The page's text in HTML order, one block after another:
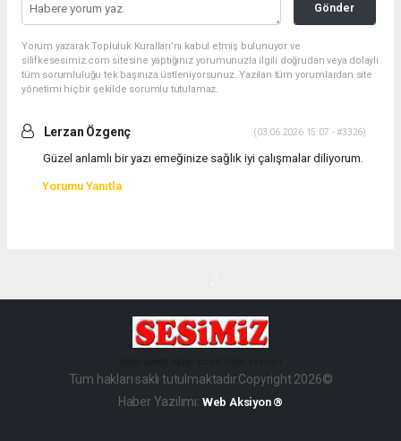
Gönder
Yorum yazarak Topluluk Kuralları’nı kabul etmiş bulunuyor ve
silifkesesimiz.com sitesine yaptığınız yorumunuzla ilgili doğrudan veya dolaylı
tüm sorumluluğu tek başınıza üstleniyorsunuz. Yazılan tüm yorumlardan site
yönetimi hiçbir şekilde sorumlu tutulamaz.
Lerzan Özgenç (03.06.2026 15:07 - #3326)
Güzel anlamlı bir yazı emeğinize sağlık iyi çalışmalar diliyorum.
Yorumu Yanıtla
Tüm hakları saklı tutulmaktadır.Copyright 2026©
Haber Yazılımı: Web Aksiyon ®